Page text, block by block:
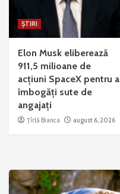
ȘTIRI
Elon Musk eliberează
911,5 milioane de
acțiuni SpaceX pentru a
îmbogăți sute de
angajați
Țîrlă Bianca august 6, 2026